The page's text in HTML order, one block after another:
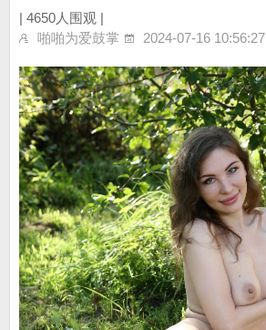
| 4650人围观 |
啪啪为爱鼓掌
2024-07-16 10:56:27